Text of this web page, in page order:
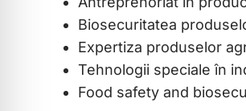
Biosecuritatea
Expertiza produselor
Tehnologii speciale în
Food safety and